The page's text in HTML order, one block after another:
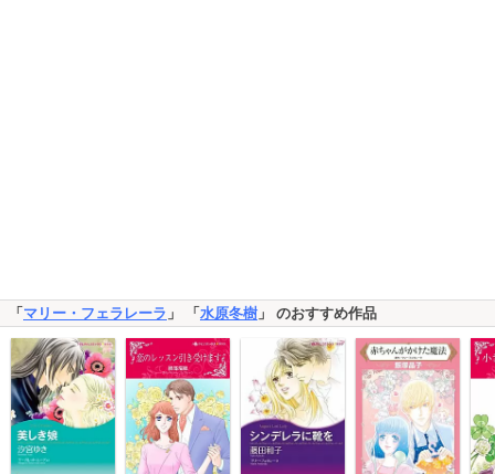
「 マリー・フェラレーラ 」 「 水原冬樹 」 のおすすめ作品